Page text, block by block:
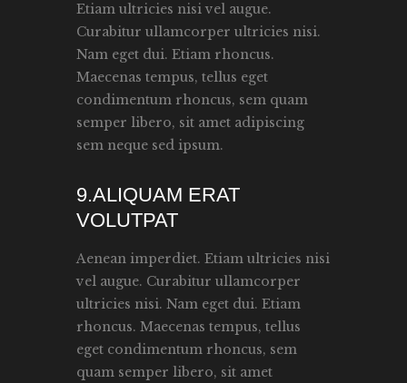
Etiam ultricies nisi vel augue.
Curabitur ullamcorper ultricies nisi.
Nam eget dui. Etiam rhoncus.
Maecenas tempus, tellus eget
condimentum rhoncus, sem quam
semper libero, sit amet adipiscing
sem neque sed ipsum.
9.ALIQUAM ERAT
VOLUTPAT
Aenean imperdiet. Etiam ultricies nisi
vel augue. Curabitur ullamcorper
ultricies nisi. Nam eget dui. Etiam
rhoncus. Maecenas tempus, tellus
eget condimentum rhoncus, sem
quam semper libero, sit amet